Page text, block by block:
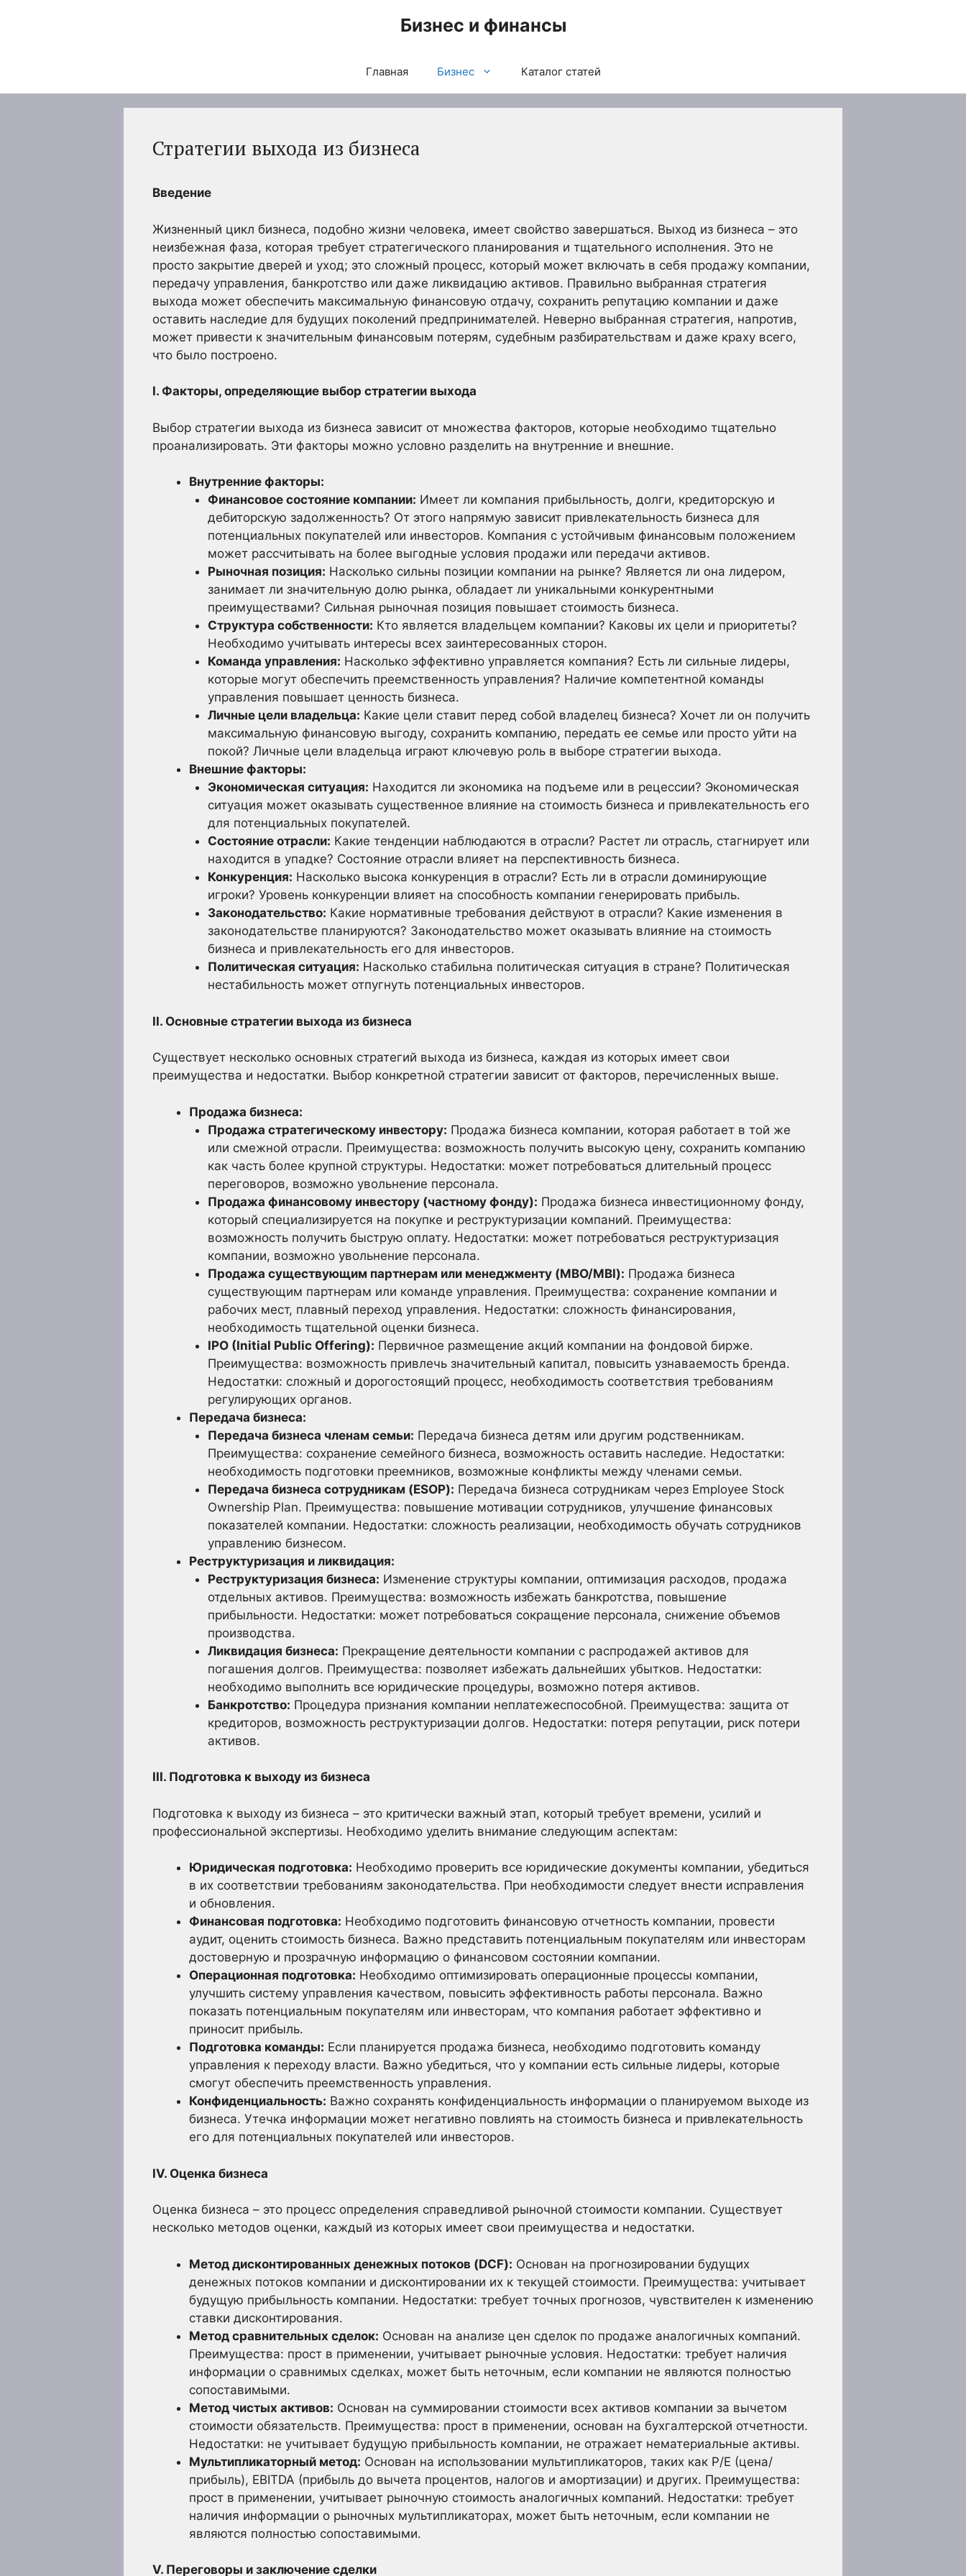
Бизнес и финансы
Главная Бизнес Каталог статей
Стратегии выхода из бизнеса
Введение
Жизненный цикл бизнеса, подобно жизни человека, имеет свойство завершаться. Выход из бизнеса – это
неизбежная фаза, которая требует стратегического планирования и тщательного исполнения. Это не
просто закрытие дверей и уход; это сложный процесс, который может включать в себя продажу компании,
передачу управления, банкротство или даже ликвидацию активов. Правильно выбранная стратегия
выхода может обеспечить максимальную финансовую отдачу, сохранить репутацию компании и даже
оставить наследие для будущих поколений предпринимателей. Неверно выбранная стратегия, напротив,
может привести к значительным финансовым потерям, судебным разбирательствам и даже краху всего,
что было построено.
I. Факторы, определяющие выбор стратегии выхода
Выбор стратегии выхода из бизнеса зависит от множества факторов, которые необходимо тщательно
проанализировать. Эти факторы можно условно разделить на внутренние и внешние.
Внутренние факторы:
Финансовое состояние компании: Имеет ли компания прибыльность, долги, кредиторскую и
дебиторскую задолженность? От этого напрямую зависит привлекательность бизнеса для
потенциальных покупателей или инвесторов. Компания с устойчивым финансовым положением
может рассчитывать на более выгодные условия продажи или передачи активов.
Рыночная позиция: Насколько сильны позиции компании на рынке? Является ли она лидером,
занимает ли значительную долю рынка, обладает ли уникальными конкурентными
преимуществами? Сильная рыночная позиция повышает стоимость бизнеса.
Структура собственности: Кто является владельцем компании? Каковы их цели и приоритеты?
Необходимо учитывать интересы всех заинтересованных сторон.
Команда управления: Насколько эффективно управляется компания? Есть ли сильные лидеры,
которые могут обеспечить преемственность управления? Наличие компетентной команды
управления повышает ценность бизнеса.
Личные цели владельца: Какие цели ставит перед собой владелец бизнеса? Хочет ли он получить
максимальную финансовую выгоду, сохранить компанию, передать ее семье или просто уйти на
покой? Личные цели владельца играют ключевую роль в выборе стратегии выхода.
Внешние факторы:
Экономическая ситуация: Находится ли экономика на подъеме или в рецессии? Экономическая
ситуация может оказывать существенное влияние на стоимость бизнеса и привлекательность его
для потенциальных покупателей.
Состояние отрасли: Какие тенденции наблюдаются в отрасли? Растет ли отрасль, стагнирует или
находится в упадке? Состояние отрасли влияет на перспективность бизнеса.
Конкуренция: Насколько высока конкуренция в отрасли? Есть ли в отрасли доминирующие
игроки? Уровень конкуренции влияет на способность компании генерировать прибыль.
Законодательство: Какие нормативные требования действуют в отрасли? Какие изменения в
законодательстве планируются? Законодательство может оказывать влияние на стоимость
бизнеса и привлекательность его для инвесторов.
Политическая ситуация: Насколько стабильна политическая ситуация в стране? Политическая
нестабильность может отпугнуть потенциальных инвесторов.
II. Основные стратегии выхода из бизнеса
Существует несколько основных стратегий выхода из бизнеса, каждая из которых имеет свои
преимущества и недостатки. Выбор конкретной стратегии зависит от факторов, перечисленных выше.
Продажа бизнеса:
Продажа стратегическому инвестору: Продажа бизнеса компании, которая работает в той же
или смежной отрасли. Преимущества: возможность получить высокую цену, сохранить компанию
как часть более крупной структуры. Недостатки: может потребоваться длительный процесс
переговоров, возможно увольнение персонала.
Продажа финансовому инвестору (частному фонду): Продажа бизнеса инвестиционному фонду,
который специализируется на покупке и реструктуризации компаний. Преимущества:
возможность получить быструю оплату. Недостатки: может потребоваться реструктуризация
компании, возможно увольнение персонала.
Продажа существующим партнерам или менеджменту (MBO/MBI): Продажа бизнеса
существующим партнерам или команде управления. Преимущества: сохранение компании и
рабочих мест, плавный переход управления. Недостатки: сложность финансирования,
необходимость тщательной оценки бизнеса.
IPO (Initial Public Offering): Первичное размещение акций компании на фондовой бирже.
Преимущества: возможность привлечь значительный капитал, повысить узнаваемость бренда.
Недостатки: сложный и дорогостоящий процесс, необходимость соответствия требованиям
регулирующих органов.
Передача бизнеса:
Передача бизнеса членам семьи: Передача бизнеса детям или другим родственникам.
Преимущества: сохранение семейного бизнеса, возможность оставить наследие. Недостатки:
необходимость подготовки преемников, возможные конфликты между членами семьи.
Передача бизнеса сотрудникам (ESOP): Передача бизнеса сотрудникам через Employee Stock
Ownership Plan. Преимущества: повышение мотивации сотрудников, улучшение финансовых
показателей компании. Недостатки: сложность реализации, необходимость обучать сотрудников
управлению бизнесом.
Реструктуризация и ликвидация:
Реструктуризация бизнеса: Изменение структуры компании, оптимизация расходов, продажа
отдельных активов. Преимущества: возможность избежать банкротства, повышение
прибыльности. Недостатки: может потребоваться сокращение персонала, снижение объемов
производства.
Ликвидация бизнеса: Прекращение деятельности компании с распродажей активов для
погашения долгов. Преимущества: позволяет избежать дальнейших убытков. Недостатки:
необходимо выполнить все юридические процедуры, возможно потеря активов.
Банкротство: Процедура признания компании неплатежеспособной. Преимущества: защита от
кредиторов, возможность реструктуризации долгов. Недостатки: потеря репутации, риск потери
активов.
III. Подготовка к выходу из бизнеса
Подготовка к выходу из бизнеса – это критически важный этап, который требует времени, усилий и
профессиональной экспертизы. Необходимо уделить внимание следующим аспектам:
Юридическая подготовка: Необходимо проверить все юридические документы компании, убедиться
в их соответствии требованиям законодательства. При необходимости следует внести исправления
и обновления.
Финансовая подготовка: Необходимо подготовить финансовую отчетность компании, провести
аудит, оценить стоимость бизнеса. Важно представить потенциальным покупателям или инвесторам
достоверную и прозрачную информацию о финансовом состоянии компании.
Операционная подготовка: Необходимо оптимизировать операционные процессы компании,
улучшить систему управления качеством, повысить эффективность работы персонала. Важно
показать потенциальным покупателям или инвесторам, что компания работает эффективно и
приносит прибыль.
Подготовка команды: Если планируется продажа бизнеса, необходимо подготовить команду
управления к переходу власти. Важно убедиться, что у компании есть сильные лидеры, которые
смогут обеспечить преемственность управления.
Конфиденциальность: Важно сохранять конфиденциальность информации о планируемом выходе из
бизнеса. Утечка информации может негативно повлиять на стоимость бизнеса и привлекательность
его для потенциальных покупателей или инвесторов.
IV. Оценка бизнеса
Оценка бизнеса – это процесс определения справедливой рыночной стоимости компании. Существует
несколько методов оценки, каждый из которых имеет свои преимущества и недостатки.
Метод дисконтированных денежных потоков (DCF): Основан на прогнозировании будущих
денежных потоков компании и дисконтировании их к текущей стоимости. Преимущества: учитывает
будущую прибыльность компании. Недостатки: требует точных прогнозов, чувствителен к изменению
ставки дисконтирования.
Метод сравнительных сделок: Основан на анализе цен сделок по продаже аналогичных компаний.
Преимущества: прост в применении, учитывает рыночные условия. Недостатки: требует наличия
информации о сравнимых сделках, может быть неточным, если компании не являются полностью
сопоставимыми.
Метод чистых активов: Основан на суммировании стоимости всех активов компании за вычетом
стоимости обязательств. Преимущества: прост в применении, основан на бухгалтерской отчетности.
Недостатки: не учитывает будущую прибыльность компании, не отражает нематериальные активы.
Мультипликаторный метод: Основан на использовании мультипликаторов, таких как P/E (цена/
прибыль), EBITDA (прибыль до вычета процентов, налогов и амортизации) и других. Преимущества:
прост в применении, учитывает рыночную стоимость аналогичных компаний. Недостатки: требует
наличия информации о рыночных мультипликаторах, может быть неточным, если компании не
являются полностью сопоставимыми.
V. Переговоры и заключение сделки